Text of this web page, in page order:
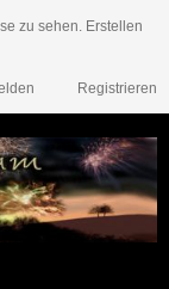
zu sehen. Erstellen
Registrieren